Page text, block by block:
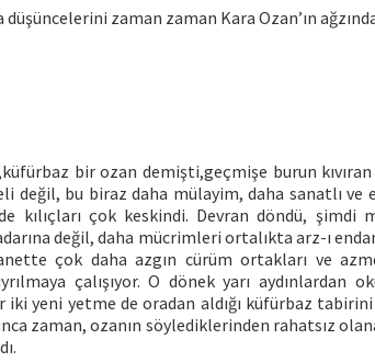
düşüncelerini zaman zaman Kara Ozan’ın
bir ozan demişti,geçmişe burun
değil, bu biraz daha mülayim, daha sanatlı ve
kılıçları çok keskindi. Devran döndü, şimdi
değil, daha mücrimleri ortalıkta arz-ı
çok daha azgın cürüm ortakları ve
çalışıyor. O dönek yarı aydınlardan
yeni yetme de oradan aldığı küfürbaz
zaman, ozanın söylediklerinden rahatsız